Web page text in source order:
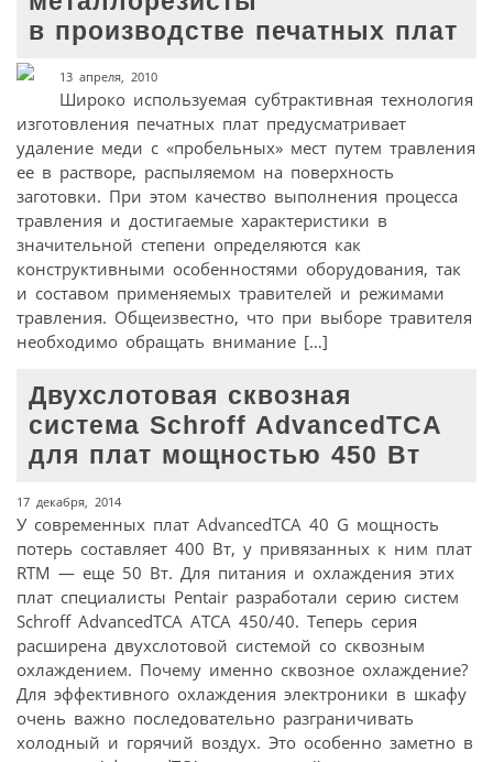
в производстве печатных плат
13 апреля, 2010
Широко используемая субтрактивная технология
изготовления печатных плат предусматривает
удаление меди с «пробельных» мест путем травления
ее в растворе, распыляемом на поверхность
заготовки. При этом качество выполнения процесса
травления и достигаемые характеристики в
значительной степени определяются как
конструктивными особенностями оборудования, так
и составом применяемых травителей и режимами
травления. Общеизвестно, что при выборе травителя
необходимо обращать внимание […]
Двухслотовая сквозная
система Schroff AdvancedTCA
для плат мощностью 450 Вт
17 декабря, 2014
У современных плат AdvancedTCA 40 G мощность
потерь составляет 400 Вт, у привязанных к ним плат
RTM — еще 50 Вт. Для питания и охлаждения этих
плат специалисты Pentair разработали серию систем
Schroff AdvancedTCA ATCA 450/40. Теперь серия
расширена двухслотовой системой со сквозным
охлаждением. Почему именно сквозное охлаждение?
Для эффективного охлаждения электроники в шкафу
очень важно последовательно разграничивать
холодный и горячий воздух. Это особенно заметно в